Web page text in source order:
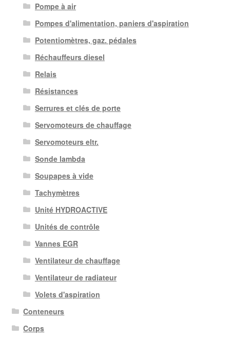
Pompe à air
Pompes d'alimentation, paniers d'aspiration
Potentiomètres, gaz. pédales
Réchauffeurs diesel
Relais
Résistances
Serrures et clés de porte
Servomoteurs de chauffage
Servomoteurs eltr.
Sonde lambda
Soupapes à vide
Tachymètres
Unité HYDROACTIVE
Unités de contrôle
Vannes EGR
Ventilateur de chauffage
Ventilateur de radiateur
Volets d'aspiration
Conteneurs
Corps